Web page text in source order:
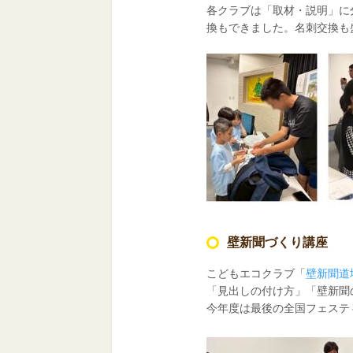
各クラブは「取材・説明」
換もできました。名刺交換
壁新聞づくり講座
こどもエコクラブ「 壁新聞道
「見出しの付け方」「壁新
今年度は最後の全国フェス